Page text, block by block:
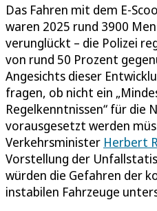
Das Fahren mit dem E-
waren 2025 rund 3900
verunglückt – die Polizei
von rund 50 Prozent
Angesichts dieser
fragen, ob nicht ein
Regelkenntnissen“ für die
vorausgesetzt werden
Verkehrsminister Herbert
Vorstellung der
würden die Gefahren der
instabilen Fahrzeuge